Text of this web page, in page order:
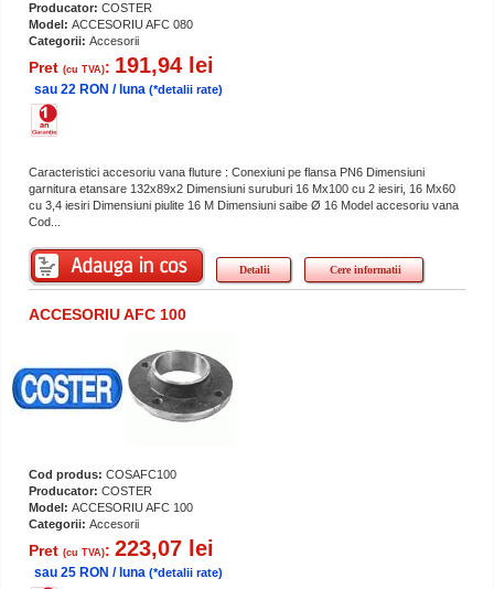
Producator: COSTER
Model: ACCESORIU AFC 080
Categorii: Accesorii
Pret (cu TVA): 191,94 lei
sau 22 RON / luna (*detalii rate)
Caracteristici accesoriu vana fluture : Conexiuni pe flansa PN6 Dimensiuni
garnitura etansare 132x89x2 Dimensiuni suruburi 16 Mx100 cu 2 iesiri, 16 Mx60
cu 3,4 iesiri Dimensiuni piulite 16 M Dimensiuni saibe Ø 16 Model accesoriu vana
Cod...
Detalii Cere informatii
ACCESORIU AFC 100
Cod produs: COSAFC100
Producator: COSTER
Model: ACCESORIU AFC 100
Categorii: Accesorii
Pret (cu TVA): 223,07 lei
sau 25 RON / luna (*detalii rate)